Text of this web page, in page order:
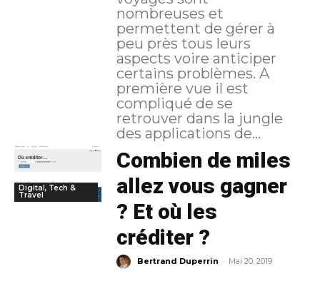
nombreuses et
permettent de gérer à
peu près tous leurs
aspects voire anticiper
certains problèmes. A
première vue il est
compliqué de se
retrouver dans la jungle
des applications de...
Digital, Tech &
Travel
Combien de miles
allez vous gagner
? Et où les
créditer ?
Bertrand Duperrin - Mai 20, 2019